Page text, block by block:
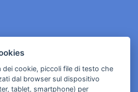
privacy
dei cookie, piccoli file di testo che
dal browser sul dispositivo
tablet, smartphone) per